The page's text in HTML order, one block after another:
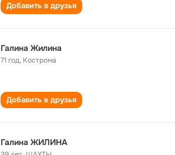
Добавить в друзья
Галина Жилина
71 год, Кострома
Добавить в друзья
Галина ЖИЛИНА